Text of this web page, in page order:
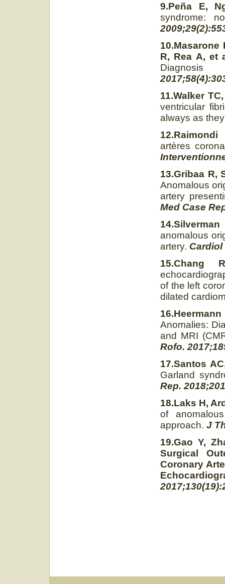
9.Peña E,
syndrome:
10.Masarone
R, Rea A, et
11.Walker
ventricular
always as
artères
13.Gribaa R,
Anomalous
artery
Med Case
anomalous
artery. Cardiol
15.Chang
of the left
dilated
Anomalies:
and MRI
Rofo.
17.Santos
Garland
Rep.
18.Laks H,
of
approach. J
19.Gao Y,
Surgical
Coronary